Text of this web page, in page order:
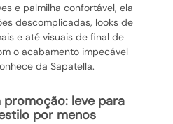
e palmilha confortável, ela
descomplicadas, looks de
e até visuais de final de
o acabamento impecável
da Sapatella.
por menos